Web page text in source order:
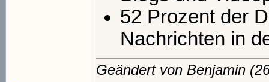
52 Prozent der
Nachrichten in
Geändert von Benjamin